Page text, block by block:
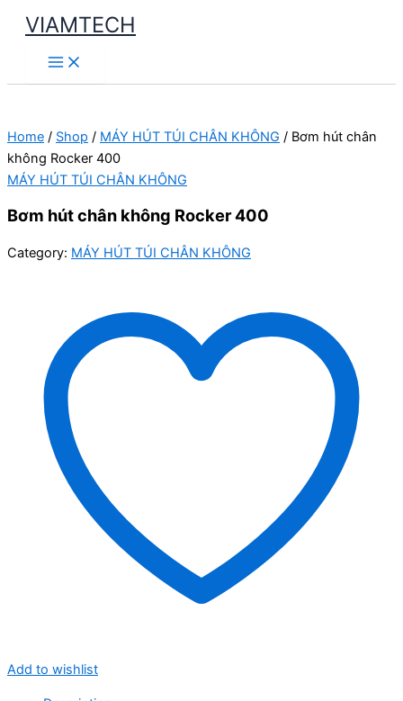
Skip
content
VIAMTECH
Main
Menu
Home / Shop / MÁY HÚT TÚI CHÂN KHÔNG / Bơm hút chân
không Rocker 400
MÁY HÚT TÚI CHÂN KHÔNG
Bơm hút chân không Rocker 400
Category: MÁY HÚT TÚI CHÂN KHÔNG
Add to wishlist